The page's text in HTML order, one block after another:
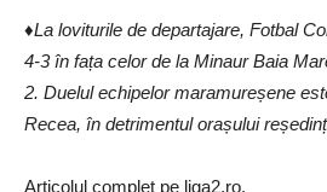
♦La loviturile de departajare, Fotbal
4-3 în fața celor de la Minaur Baia
2. Duelul echipelor maramureșene
Recea, în detrimentul orașului
Articolul complet pe liga2.ro.